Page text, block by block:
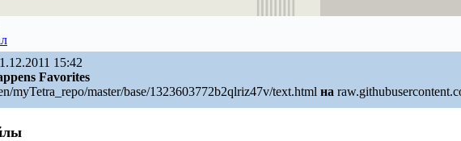
15:42
Favorites
myTetra_repo/master/base/1323603772b2qlriz47v/text.html на